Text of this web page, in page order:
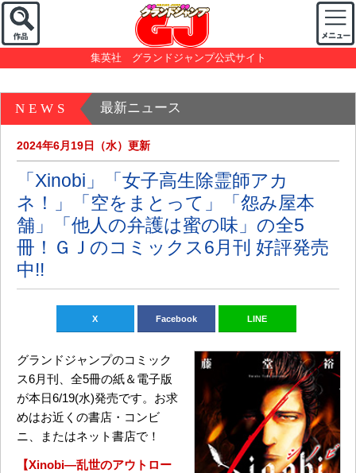
集英社 グランドジャンプ公式サイト
NEWS 最新ニュース
2024年6月19日（水）更新
「Xinobi」「女子高生除霊師アカ
ネ！」「空をまとって」「怨み屋本
舗」「他人の弁護は蜜の味」の全5
冊！ＧＪのコミックス6月刊 好評発売
中!!
X Facebook LINE
グランドジャンプのコミック
ス6月刊、全5冊の紙＆電子版
が本日6/19(水)発売です。お求
めはお近くの書店・コンビ
ニ、またはネット書店で！
【Xinobi―乱世のアウトロー